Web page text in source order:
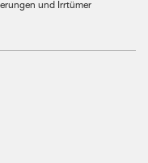
und Irrtümer